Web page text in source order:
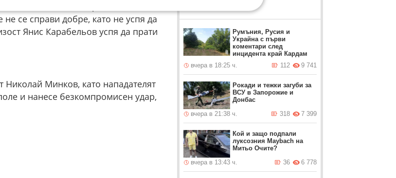
поле на съперника, а там се
се справи добре, като не успя да
Янис Карабельов успя да прати
Николай Минков, като нападателят
и нанесе безкомпромисен удар,
Румъния, Русия и
Украйна с първи
коментари след
инцидента край Кардам
вчера в 18:25 ч.
9 741
112
Рокади и тежки загуби за
ВСУ в Запорожие и
Донбас
вчера в 21:38 ч.
7 399
318
Кой и защо подпали
луксозния Maybach на
Митьо Очите?
вчера в 13:43 ч.
6 778
36